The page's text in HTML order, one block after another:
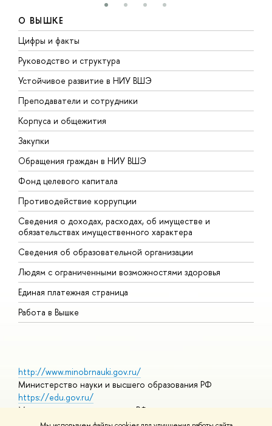
О ВЫШКЕ
Цифры и факты
Руководство и структура
Устойчивое развитие в НИУ ВШЭ
Преподаватели и сотрудники
Корпуса и общежития
Закупки
Обращения граждан в НИУ ВШЭ
Фонд целевого капитала
Противодействие коррупции
Сведения о доходах, расходах, об имуществе и
обязательствах имущественного характера
Сведения об образовательной организации
Людям с ограниченными возможностями здоровья
Единая платежная страница
Работа в Вышке
http://www.minobrnauki.gov.ru/
Министерство науки и высшего образования РФ
https://edu.gov.ru/
Министерство просвещения РФ
https://elearning.hse.ru/mooc